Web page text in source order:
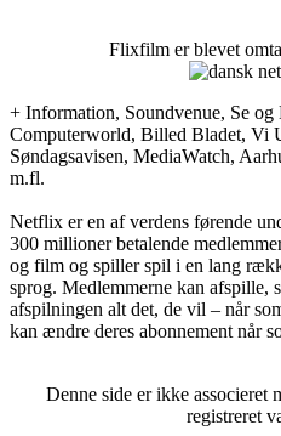
Flixfilm er blevet
+ Information, Soundvenue, Se
Computerworld, Billed Bladet, Vi
Søndagsavisen, MediaWatch,
m.fl.
Netflix er en af verdens førende
300 millioner betalende
og film og spiller spil i en lang
sprog. Medlemmerne kan afspille,
afspilningen alt det, de vil – når
kan ændre deres abonnement når
Denne side er ikke
registreret